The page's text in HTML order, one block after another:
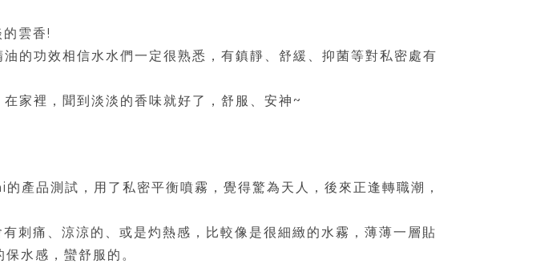
雲香!
的功效相信水水們一定很熟悉，有鎮靜、舒緩、抑菌等對私密處有
家裡，聞到淡淡的香味就好了，舒服、安神~
品測試，用了私密平衡噴霧，覺得驚為天人，後來正逢轉職潮，
刺痛、涼涼的、或是灼熱感，比較像是很細緻的水霧，薄薄一層貼
水感，蠻舒服的。